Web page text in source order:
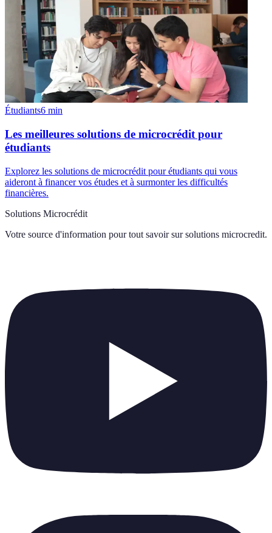
Étudiants6 min
Les meilleures solutions de microcrédit pour
étudiants
Explorez les solutions de microcrédit pour étudiants qui vous
aideront à financer vos études et à surmonter les difficultés
financières.
Solutions Microcrédit
Votre source d'information pour tout savoir sur solutions microcredit.